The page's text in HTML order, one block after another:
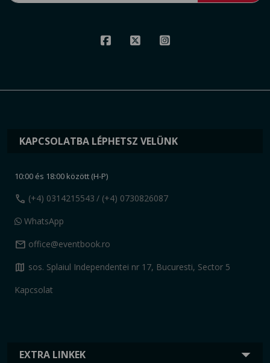
EXTRA LINKEK
KAPCSOLATBA LÉPHETSZ VELÜNK
10:00 és 18:00 között (H-P)
call (+4) 0314215543 / (+4) 0730826087
WhatsApp
mail office@eventbook.ro
map sos. Splaiul Independentei nr 17, Bucuresti, Sector 5
Kapcsolat